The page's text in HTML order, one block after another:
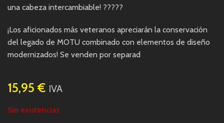
una cabeza intercambiable! ?????
¡Los aficionados más veteranos apreciarán la conservación
del legado de MOTU combinado con elementos de diseño
modernizados! Se venden por separad
15,95 € IVA
Sin existencias